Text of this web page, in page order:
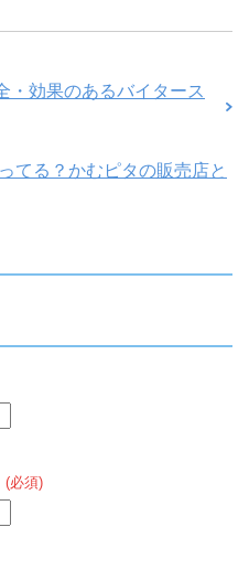
・効果のあるバイタース
てる？かむピタの販売店と
(必須)